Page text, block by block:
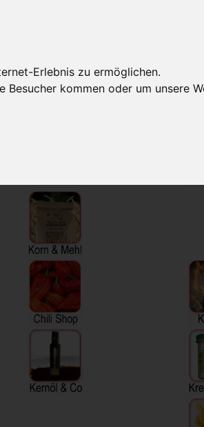
Erlebnis zu ermöglichen.
Besucher kommen oder um unsere